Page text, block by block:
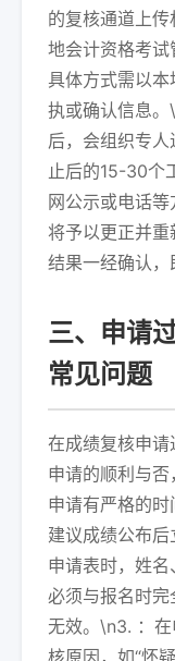
的复核通道上
地会计资格考试
具体方式需以
执或确认信息
后，会组织专
止后的15-30个
网公示或电话等
将予以更正并重
结果一经确认，
三、申请
常见问题
在成绩复核申
申请的顺利与
申请有严格的时
建议成绩公布
申请表时，姓
必须与报名时
无效。\n3. ：
核原因，如“怀